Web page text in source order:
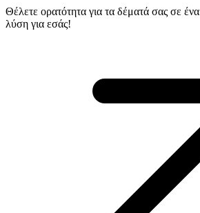
Θέλετε ορατότητα για τα δέματά σας σε
λύση για εσάς!